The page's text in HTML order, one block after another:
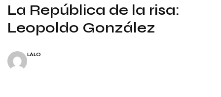
La República de la risa:
Leopoldo González
LALO